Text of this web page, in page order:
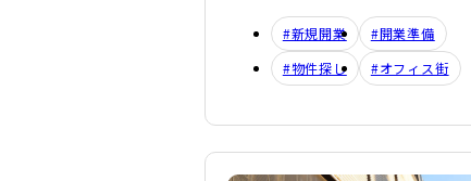
#新規開業
#開業準備
#物件探し
#オフィス街